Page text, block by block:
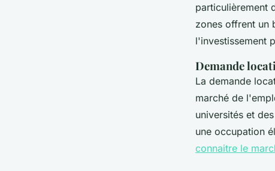
particulièrement
zones offrent un
l'investissement
Demande
La demande
marché de
universités et
une occupation
connaitre le